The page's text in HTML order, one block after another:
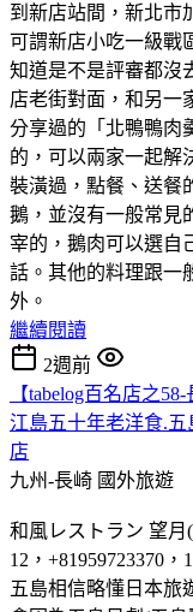
到新店站間，新北市
可謂新店小吃一級戰
知道是不是評審都沒
店老街對面，和另一
分享過的「北鴨鴨肉
的，可以兩家一起解
裝潢過，點餐、送餐
鵝，並沒有一般常見
宰的，鵝肉可以選自
話。其他的料理跟一
外。
繼續閱讀
2週前
【tabelog百名店之
江島五十年老洋食.五
店
九州-長崎 國外旅遊
和風レストラン 望月(
12，+81959723370
五島相信略懂日本旅